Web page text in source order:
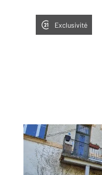
Exclusivité
ROANNE 42
202 m2, 8
Ref : 6247